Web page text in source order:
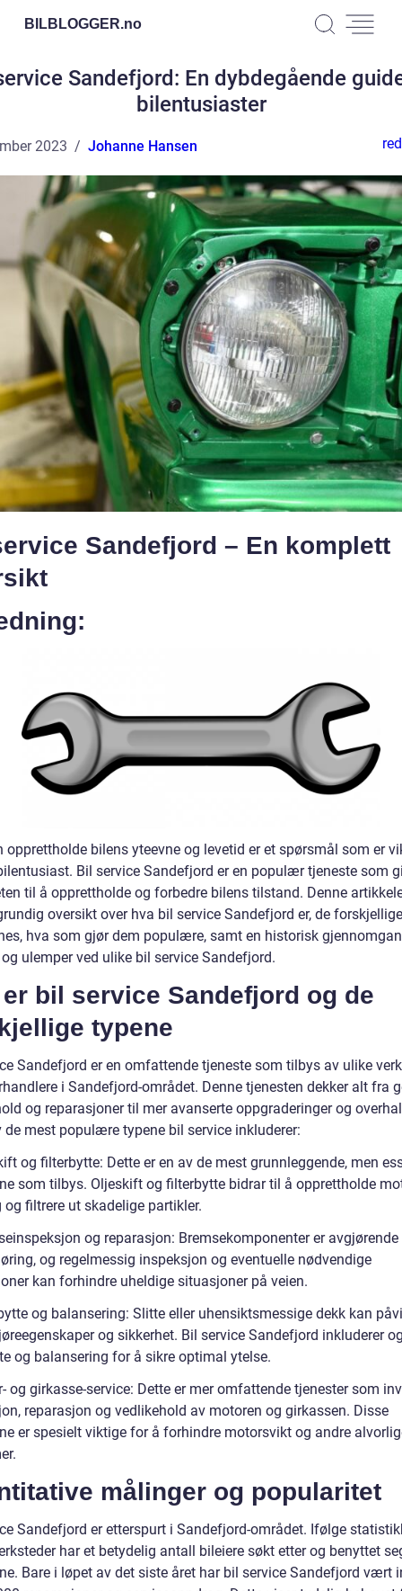
BILBLOGGER.no
Sandefjord: En dybdegående
bilentusiaster
2023 Johanne Hansen
Sandefjord – En komplett
opprettholde bilens yteevne og levetid er et spørsmål som er
Bil service Sandefjord er en populær tjeneste som
til å opprettholde og forbedre bilens tilstand. Denne
oversikt over hva bil service Sandefjord er, de
hva som gjør dem populære, samt en historisk
ulemper ved ulike bil service Sandefjord.
bil service Sandefjord og de
typene
Sandefjord er en omfattende tjeneste som tilbys av ulike
i Sandefjord-området. Denne tjenesten dekker alt fra
og reparasjoner til mer avanserte oppgraderinger og
de mest populære typene bil service inkluderer:
og filterbytte: Dette er en av de mest grunnleggende, men
som tilbys. Oljeskift og filterbytte bidrar til å opprettholde
og filtrere ut skadelige partikler.
og reparasjon: Bremsekomponenter er
og regelmessig inspeksjon og eventuelle nødvendige
kan forhindre uheldige situasjoner på veien.
og balansering: Slitte eller uhensiktsmessige dekk kan
og sikkerhet. Bil service Sandefjord inkluderer
og balansering for å sikre optimal ytelse.
og girkasse-service: Dette er mer omfattende tjenester som
reparasjon og vedlikehold av motoren og girkassen. Disse
er spesielt viktige for å forhindre motorsvikt og andre
målinger og popularitet
Sandefjord er etterspurt i Sandefjord-området. Ifølge
har et betydelig antall bileiere søkt etter og benyttet
Bare i løpet av det siste året har bil service Sandefjord vært